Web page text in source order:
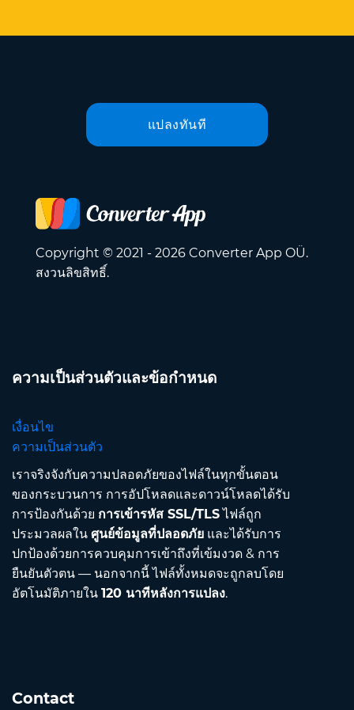
แปลงทันที
Copyright © 2021 - 2026 Converter App OÜ.
สงวนลิขสิทธิ์.
ความเป็นส่วนตัวและข้อกำหนด
เงื่อนไข
ความเป็นส่วนตัว
เราจริงจังกับความปลอดภัยของไฟล์ในทุกขั้นตอน
ของกระบวนการ การอัปโหลดและดาวน์โหลดได้รับ
การป้องกันด้วย การเข้ารหัส SSL/TLSไฟล์ถูก
ประมวลผลใน ศูนย์ข้อมูลที่ปลอดภัย และได้รับการ
ปกป้องด้วยการควบคุมการเข้าถึงที่เข้มงวด & การ
ยืนยันตัวตน — นอกจากนี้ ไฟล์ทั้งหมดจะถูกลบโดย
อัตโนมัติภายใน 120 นาทีหลังการแปลง.
Contact